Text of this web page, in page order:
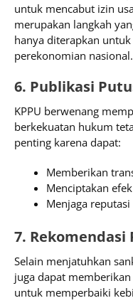
untuk mencabut izin
merupakan langkah
hanya diterapkan
perekonomian nasional.
6. Publikasi
KPPU berwenang
berkekuatan hukum
penting karena dapat:
Memberikan
Menciptakan
Menjaga
7.
Selain menjatuhkan
juga dapat
untuk memperbaiki